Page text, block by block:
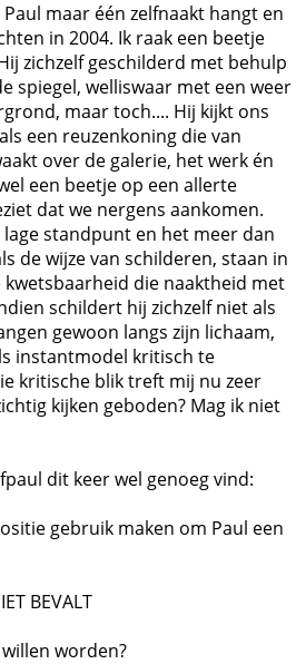
maar één zelfnaakt hangt en
in 2004. Ik raak een beetje
zichzelf geschilderd met behulp
spiegel, welliswaar met een weer
maar toch.... Hij kijkt ons
een reuzenkoning die van
over de galerie, het werk én
een beetje op een allerte
dat we nergens aankomen.
standpunt en het meer dan
de wijze van schilderen, staan in
die naaktheid met
schildert hij zichzelf niet als
gewoon langs zijn lichaam,
instantmodel kritisch te
kritische blik treft mij nu zeer
kijken geboden? Mag ik niet
dit keer wel genoeg vind:
gebruik maken om Paul een
BEVALT
worden?